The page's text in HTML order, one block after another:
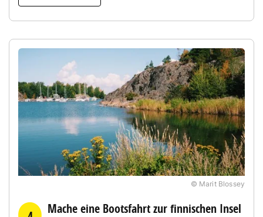
© Marit Blossey
Mache eine Bootsfahrt zur finnischen Insel